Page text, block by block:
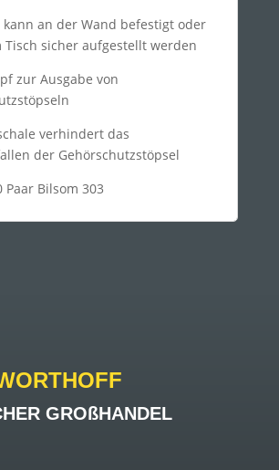
kann an der Wand befestigt oder
Tisch sicher aufgestellt werden
zur Ausgabe von
verhindert das
der Gehörschutzstöpsel
Paar Bilsom 303
GROßHANDEL